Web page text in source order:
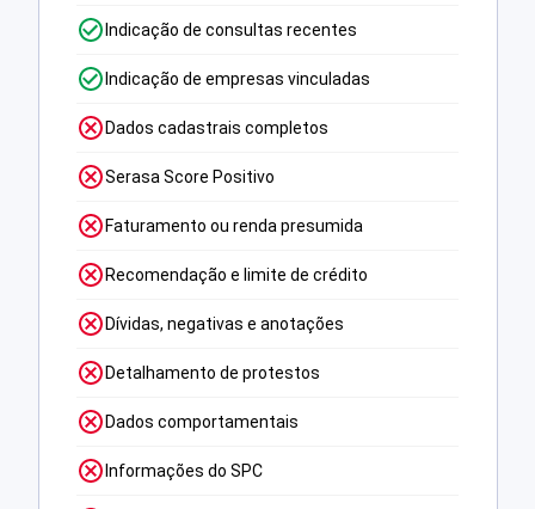
Indicação de consultas recentes
Indicação de empresas vinculadas
Dados cadastrais completos
Serasa Score Positivo
Faturamento ou renda presumida
Recomendação e limite de crédito
Dívidas, negativas e anotações
Detalhamento de protestos
Dados comportamentais
Informações do SPC